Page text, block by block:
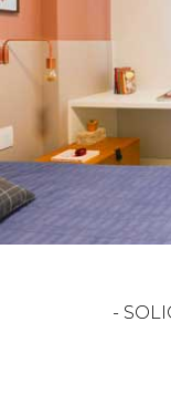
-